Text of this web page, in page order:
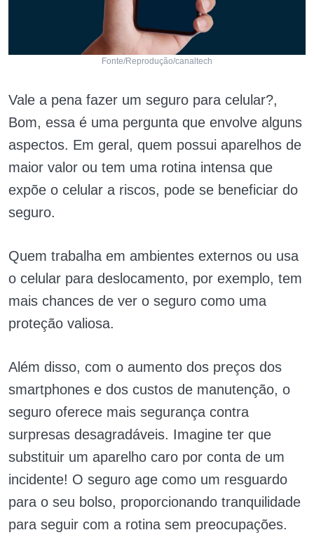
Fonte/Reprodução/canaltech
Vale a pena fazer um seguro para celular?,
Bom, essa é uma pergunta que envolve alguns
aspectos. Em geral, quem possui aparelhos de
maior valor ou tem uma rotina intensa que
expõe o celular a riscos, pode se beneficiar do
seguro.
Quem trabalha em ambientes externos ou usa
o celular para deslocamento, por exemplo, tem
mais chances de ver o seguro como uma
proteção valiosa.
Além disso, com o aumento dos preços dos
smartphones e dos custos de manutenção, o
seguro oferece mais segurança contra
surpresas desagradáveis. Imagine ter que
substituir um aparelho caro por conta de um
incidente! O seguro age como um resguardo
para o seu bolso, proporcionando tranquilidade
para seguir com a rotina sem preocupações.